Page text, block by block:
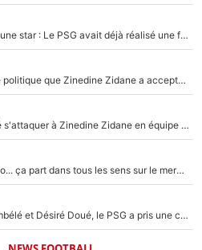
250M€ pour signer une star : Le PSG avait déjà réalisé une folie sur le mercato bien avant Neymar !
Voilà le seul homme politique que Zinedine Zidane a accepté dans son entourage : «Je garde un très bon souvenir de lui»
Franck Ribéry a osé s'attaquer à Zinedine Zidane en équipe de France : «Je n'aurais jamais fait ça»
Medina, Rulli, Paixao... ça part dans tous les sens sur le mercato de l'OM : Frank McCourt va enfin récupérer l'argent qu'il attend ?
Sans Ousmane Dembélé et Désiré Doué, le PSG a pris une correction face à Majorque : Luis Enrique attend avec impatience des renforts !